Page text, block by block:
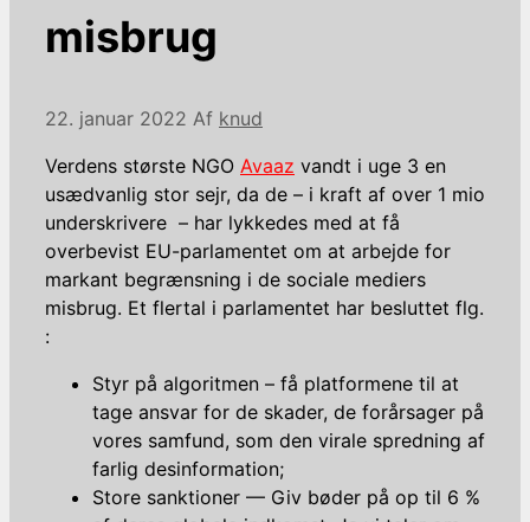
misbrug
22. januar 2022 Af knud
Verdens største NGO Avaaz vandt i uge 3 en
usædvanlig stor sejr, da de – i kraft af over 1 mio
underskrivere – har lykkedes med at få
overbevist EU-parlamentet om at arbejde for
markant begrænsning i de sociale mediers
misbrug. Et flertal i parlamentet har besluttet flg.
:
Styr på algoritmen – få platformene til at
tage ansvar for de skader, de forårsager på
vores samfund, som den virale spredning af
farlig desinformation;
Store sanktioner — Giv bøder på op til 6 %